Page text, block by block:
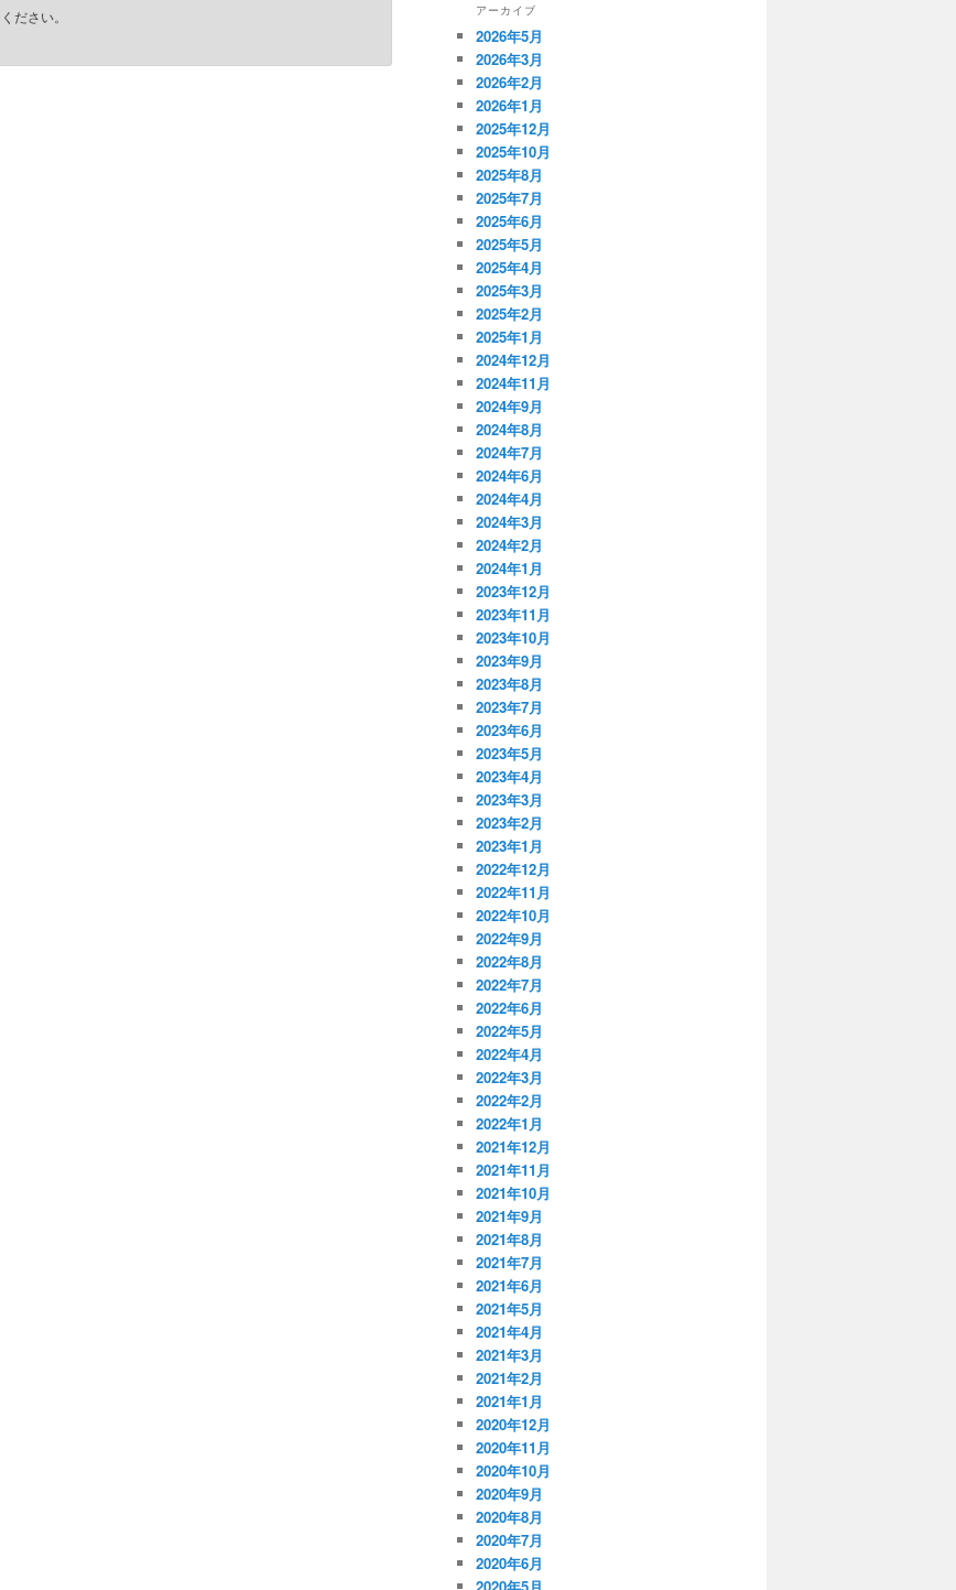
ださい。 アーカイブ
2026年5月
2026年3月
2026年2月
2026年1月
2025年12月
2025年10月
2025年8月
2025年7月
2025年6月
2025年5月
2025年4月
2025年3月
2025年2月
2025年1月
2024年12月
2024年11月
2024年9月
2024年8月
2024年7月
2024年6月
2024年4月
2024年3月
2024年2月
2024年1月
2023年12月
2023年11月
2023年10月
2023年9月
2023年8月
2023年7月
2023年6月
2023年5月
2023年4月
2023年3月
2023年2月
2023年1月
2022年12月
2022年11月
2022年10月
2022年9月
2022年8月
2022年7月
2022年6月
2022年5月
2022年4月
2022年3月
2022年2月
2022年1月
2021年12月
2021年11月
2021年10月
2021年9月
2021年8月
2021年7月
2021年6月
2021年5月
2021年4月
2021年3月
2021年2月
2021年1月
2020年12月
2020年11月
2020年10月
2020年9月
2020年8月
2020年7月
2020年6月